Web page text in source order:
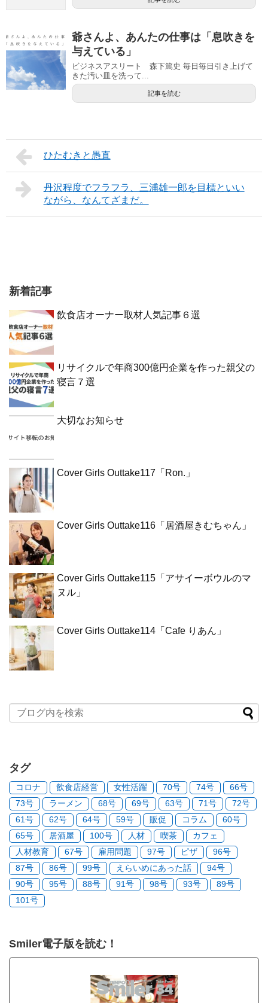
爺さんよ、あんたの仕事は「息吹きを
与えている」
ビジネスアスリート 森下篤史 毎日毎日引き上げて
きた汚い皿を洗って...
記事を読む
ひたむきと愚直
丹沢程度でフラフラ、三浦雄一郎を目標といい
ながら、なんてざまだ。
新着記事
飲食店オーナー取材人気記事６選
リサイクルで年商300億円企業を作った親父の
寝言７選
大切なお知らせ
Cover Girls Outtake117「Ron.」
Cover Girls Outtake116「居酒屋きむちゃん」
Cover Girls Outtake115「アサイーボウルのマ
ヌル」
Cover Girls Outtake114「Cafe りあん」
タグ
コロナ 飲食店経営 女性活躍 70号 74号
66号
73号
ラーメン 68号 69号 63号 71号
72号
61号
62号 64号 59号 販促 コラム
60号
65号
居酒屋 100号 人材 喫茶
カフェ
人材教育
67号 雇用問題 97号 ピザ
96号
87号
86号 99号 えらいめにあった話
94号
90号
95号 88号 91号 98号 93号
89号
101号
Smiler電子版を読む！